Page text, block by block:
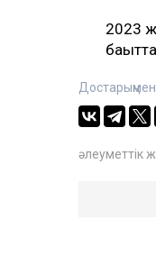
2023
Достарыңмен
әлеуметтік